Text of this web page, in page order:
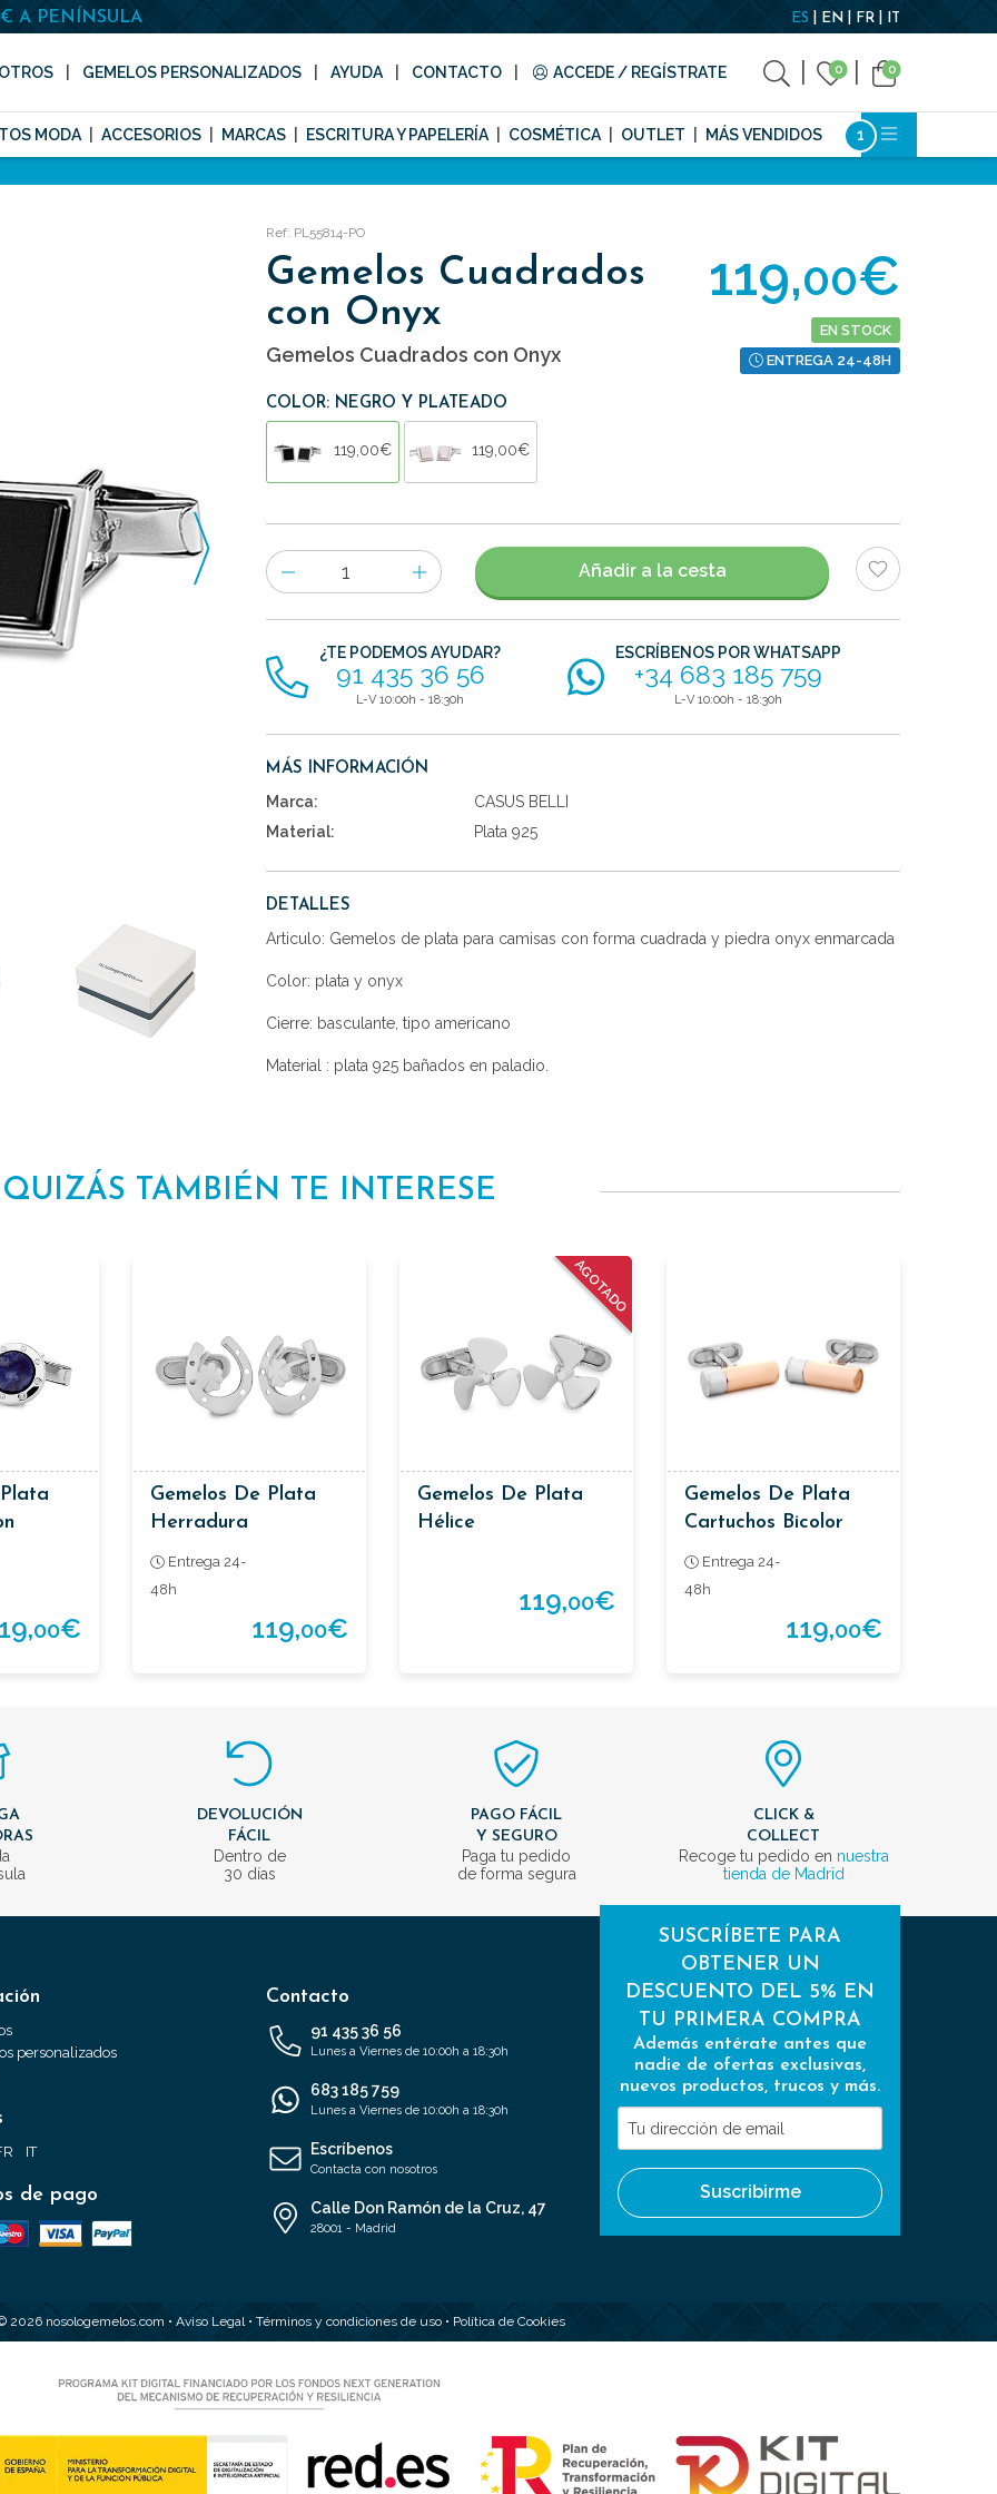
A PENÍNSULA ES EN FR IT
GEMELOS PERSONALIZADOS AYUDA CONTACTO ACCEDE / REGÍSTRATE 0 0
MODA ACCESORIOS MARCAS ESCRITURA Y PAPELERÍA COSMÉTICA OUTLET MÁS VENDIDOS
Ref: PL55814-PO
Gemelos Cuadrados
con Onyx
Gemelos Cuadrados con Onyx
119,00€
EN STOCK
ENTREGA 24-48H
COLOR: NEGRO Y PLATEADO
119,00€ 119,00€
Número
de
artículos
Añadir a la cesta
¿TE PODEMOS AYUDAR?
91 435 36 56
L-V 10:00h - 18:30h
ESCRÍBENOS POR WHATSAPP
+34 683 185 759
L-V 10:00h - 18:30h
MÁS INFORMACIÓN
Marca:
CASUS BELLI
Material:
Plata 925
DETALLES
Articulo: Gemelos de plata para camisas con forma cuadrada y piedra onyx enmarcada
Color: plata y onyx
Cierre: basculante, tipo americano
Material : plata 925 bañados en paladio.
QUIZÁS TAMBIÉN TE INTERESE
00€
Gemelos De Plata
Herradura
Entrega 24-
48h
119,00€
AGOTADO
Gemelos De Plata
Hélice
119,00€
Gemelos De Plata
Cartuchos Bicolor
Entrega 24-
48h
119,00€
DEVOLUCIÓN
FÁCIL
Dentro de
30 días
PAGO FÁCIL
Y SEGURO
Paga tu pedido
de forma segura
CLICK &
COLLECT
Recoge tu pedido en nuestra
tienda de Madrid
personalizados
IT
de pago
Contacto
91 435 36 56
Lunes a Viernes de 10:00h a 18:30h
683 185 759
Lunes a Viernes de 10:00h a 18:30h
Escríbenos
Contacta con nosotros
Calle Don Ramón de la Cruz, 47
28001 - Madrid
SUSCRÍBETE PARA
OBTENER UN
DESCUENTO DEL 5% EN
TU PRIMERA COMPRA
Además entérate antes que
nadie de ofertas exclusivas,
nuevos productos, trucos y más.
Tu
dirección
de
email
Suscribirme
2026 nosologemelos.com • Aviso Legal• Términos y condiciones de uso• Política de Cookies